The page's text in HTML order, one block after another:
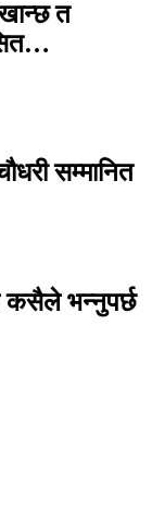
त
सम्मानित
कसैले भन्नुपर्छ